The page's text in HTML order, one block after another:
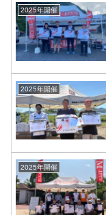
2025年開催
2025年開催
2025年開催